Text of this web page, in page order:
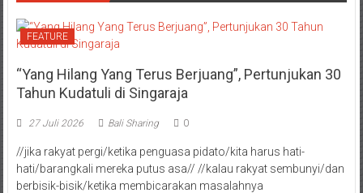
FEATURE
“Yang Hilang Yang Terus Berjuang”, Pertunjukan 30
Tahun Kudatuli di Singaraja
27 Juli 2026 Bali Sharing 0
//jika rakyat pergi/ketika penguasa pidato/kita harus hati-
hati/barangkali mereka putus asa// //kalau rakyat sembunyi/dan
berbisik-bisik/ketika membicarakan masalahnya